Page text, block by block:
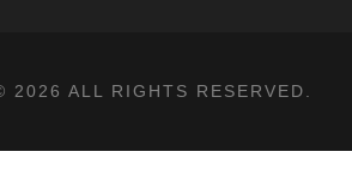
2026 ALL RIGHTS RESERVED.